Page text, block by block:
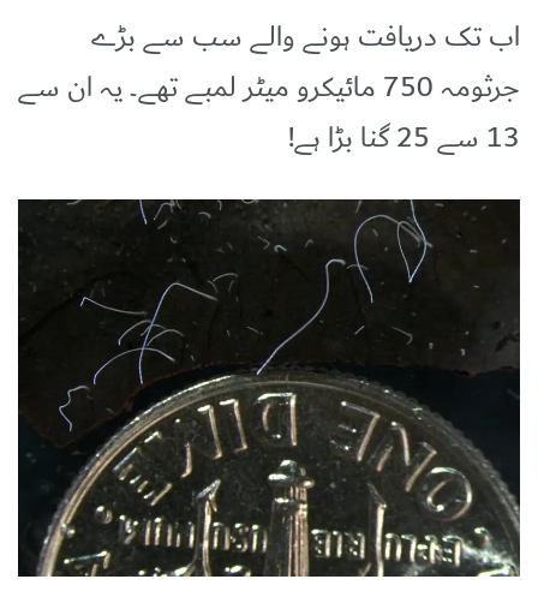
اب تک دریافت ہونے والے سب سے بڑے
جرثومہ 750 مائیکرو میٹر لمبے تھے۔ یہ ان سے
13 سے 25 گنا بڑا ہے!